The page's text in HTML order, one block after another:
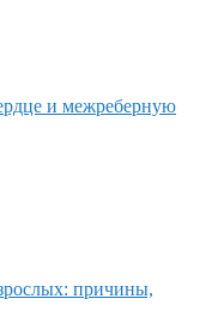
и межреберную
причины,